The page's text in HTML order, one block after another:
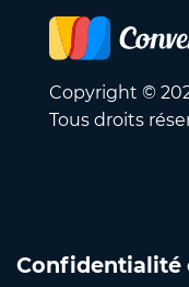
Copyright ©
Tous droits
Confidentialité